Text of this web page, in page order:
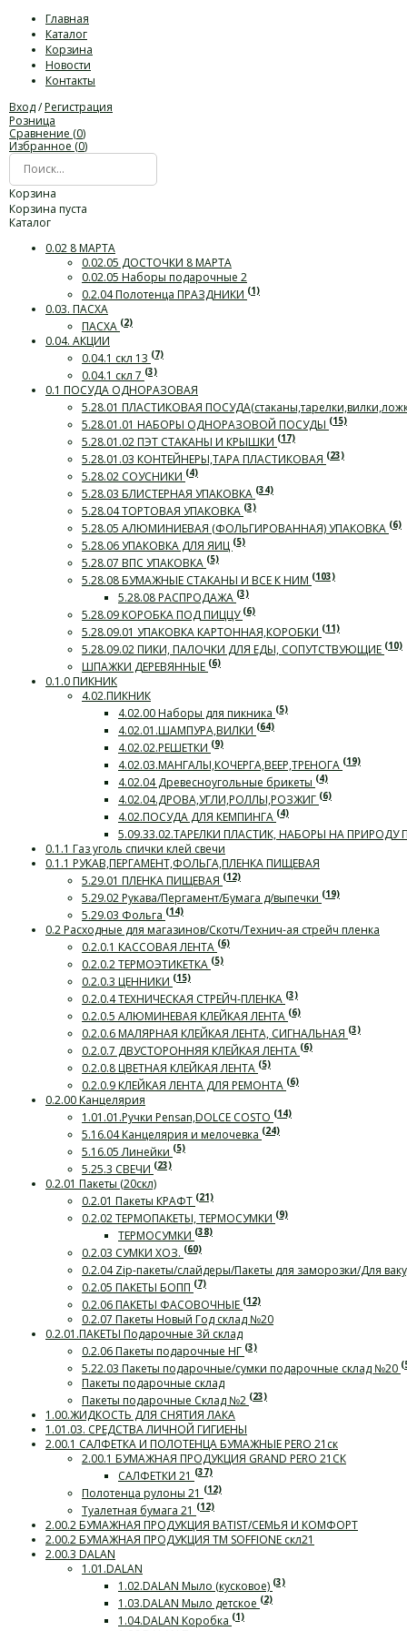
Главная
Каталог
Корзина
Новости
Контакты
Вход/Регистрация
Розница
Сравнение (0)
Избранное (0)
Корзина
Корзина пуста
Каталог
0.02 8 МАРТА
0.02.05 ДОСТОЧКИ 8 МАРТА
0.02.05 Наборы подарочные 2
0.2.04 Полотенца ПРАЗДНИКИ (1)
0.03. ПАСХА
ПАСХА (2)
0.04. АКЦИИ
0.04.1 скл 13 (7)
0.04.1 скл 7 (3)
0.1 ПОСУДА ОДНОРАЗОВАЯ
5.28.01 ПЛАСТИКОВАЯ
5.28.01.01 НАБОРЫ ОДНОРАЗОВОЙ ПОСУДЫ (15)
5.28.01.02 ПЭТ СТАКАНЫ И КРЫШКИ (17)
5.28.01.03 КОНТЕЙНЕРЫ,ТАРА ПЛАСТИКОВАЯ (23)
5.28.02 СОУСНИКИ (4)
5.28.03 БЛИСТЕРНАЯ УПАКОВКА (34)
5.28.04 ТОРТОВАЯ УПАКОВКА (3)
5.28.05 АЛЮМИНИЕВАЯ (ФОЛЬГИРОВАННАЯ) УПАКОВКА (6)
5.28.06 УПАКОВКА ДЛЯ ЯИЦ (5)
5.28.07 ВПС УПАКОВКА (5)
5.28.08 БУМАЖНЫЕ СТАКАНЫ И ВСЕ К НИМ (103)
5.28.08 РАСПРОДАЖА (3)
5.28.09 КОРОБКА ПОД ПИЦЦУ (6)
5.28.09.01 УПАКОВКА КАРТОННАЯ,КОРОБКИ (11)
5.28.09.02 ПИКИ, ПАЛОЧКИ ДЛЯ ЕДЫ, СОПУТСТВУЮЩИЕ (10)
ШПАЖКИ ДЕРЕВЯННЫЕ (6)
0.1.0 ПИКНИК
4.02.ПИКНИК
4.02.00 Наборы для пикника (5)
4.02.01.ШАМПУРА,ВИЛКИ (64)
4.02.02.РЕШЕТКИ (9)
4.02.03.МАНГАЛЫ,КОЧЕРГА,ВЕЕР,ТРЕНОГА (19)
4.02.04 Древесноугольные брикеты (4)
4.02.04.ДРОВА,УГЛИ,РОЛЛЫ,РОЗЖИГ (6)
4.02.ПОСУДА ДЛЯ КЕМПИНГА (4)
5.09.33.02.ТАРЕЛКИ ПЛАСТИК, НАБОРЫ НА ПРИРОДУ
0.1.1 Газ уголь спички клей свечи
0.1.1 РУКАВ,ПЕРГАМЕНТ,ФОЛЬГА,ПЛЕНКА ПИЩЕВАЯ
5.29.01 ПЛЕНКА ПИЩЕВАЯ (12)
5.29.02 Рукава/Пергамент/Бумага д/выпечки (19)
5.29.03 Фольга (14)
0.2 Расходные для магазинов/Скотч/Технич-ая стрейч пленка
0.2.0.1 КАССОВАЯ ЛЕНТА (6)
0.2.0.2 ТЕРМОЭТИКЕТКА (5)
0.2.0.3 ЦЕННИКИ (15)
0.2.0.4 ТЕХНИЧЕСКАЯ СТРЕЙЧ-ПЛЕНКА (3)
0.2.0.5 АЛЮМИНЕВАЯ КЛЕЙКАЯ ЛЕНТА (6)
0.2.0.6 МАЛЯРНАЯ КЛЕЙКАЯ ЛЕНТА, СИГНАЛЬНАЯ (3)
0.2.0.7 ДВУСТОРОННЯЯ КЛЕЙКАЯ ЛЕНТА (6)
0.2.0.8 ЦВЕТНАЯ КЛЕЙКАЯ ЛЕНТА (5)
0.2.0.9 КЛЕЙКАЯ ЛЕНТА ДЛЯ РЕМОНТА (6)
0.2.00 Канцелярия
1.01.01.Ручки Pensan,DOLCE COSTO (14)
5.16.04 Канцелярия и мелочевка (24)
5.16.05 Линейки (5)
5.25.3 СВЕЧИ (23)
0.2.01 Пакеты (20скл)
0.2.01 Пакеты КРАФТ (21)
0.2.02 ТЕРМОПАКЕТЫ, ТЕРМОСУМКИ (9)
ТЕРМОСУМКИ (38)
0.2.03 СУМКИ ХОЗ. (60)
0.2.04 Zip-пакеты/слайдеры/Пакеты для заморозки/Для
0.2.05 ПАКЕТЫ БОПП (7)
0.2.06 ПАКЕТЫ ФАСОВОЧНЫЕ (12)
0.2.07 Пакеты Новый Год склад №20
0.2.01.ПАКЕТЫ Подарочные 3й склад
0.2.06 Пакеты подарочные НГ (3)
5.22.03 Пакеты подарочные/сумки подарочные склад №20
Пакеты подарочные склад
Пакеты подарочные Склад №2 (23)
1.00.ЖИДКОСТЬ ДЛЯ СНЯТИЯ ЛАКА
1.01.03. СРЕДСТВА ЛИЧНОЙ ГИГИЕНЫ
2.00.1 САЛФЕТКА И ПОЛОТЕНЦА БУМАЖНЫЕ PERO 21ск
2.00.1 БУМАЖНАЯ ПРОДУКЦИЯ GRAND PERO 21СК
САЛФЕТКИ 21 (37)
Полотенца рулоны 21 (12)
Туалетная бумага 21 (12)
2.00.2 БУМАЖНАЯ ПРОДУКЦИЯ BATIST/СЕМЬЯ И КОМФОРТ
2.00.2 БУМАЖНАЯ ПРОДУКЦИЯ ТМ SOFFIONE скл21
2.00.3 DALAN
1.01.DALAN
1.02.DALAN Мыло (кусковое) (3)
1.03.DALAN Мыло детское (2)
1.04.DALAN Коробка (1)